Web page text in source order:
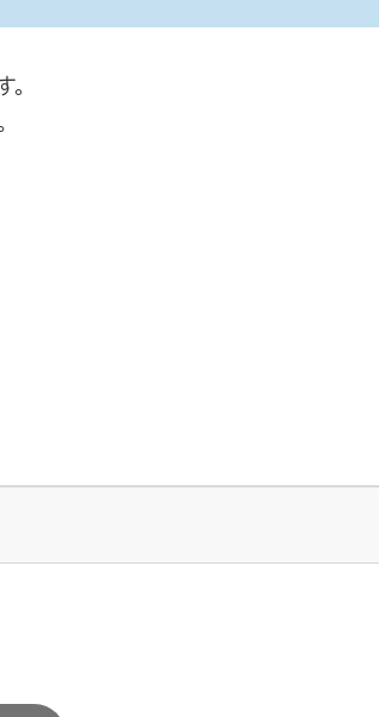
。